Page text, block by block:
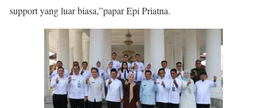
support yang luar biasa,”papar Epi Priatna.